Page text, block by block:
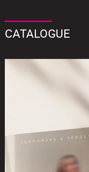
CATALOGUE